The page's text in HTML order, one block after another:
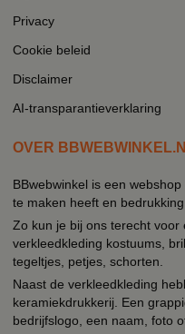
Privacy
Cookie beleid
Disclaimer
AI-transparantieverklaring
OVER
BBwebwinkel is een
te maken heeft en
Zo kun je bij ons terecht
verkleedkleding kostuums,
tegeltjes, petjes, schorten.
Naast de verkleedkleding
keramiekdrukkerij. Een
bedrijfslogo, een naam, foto